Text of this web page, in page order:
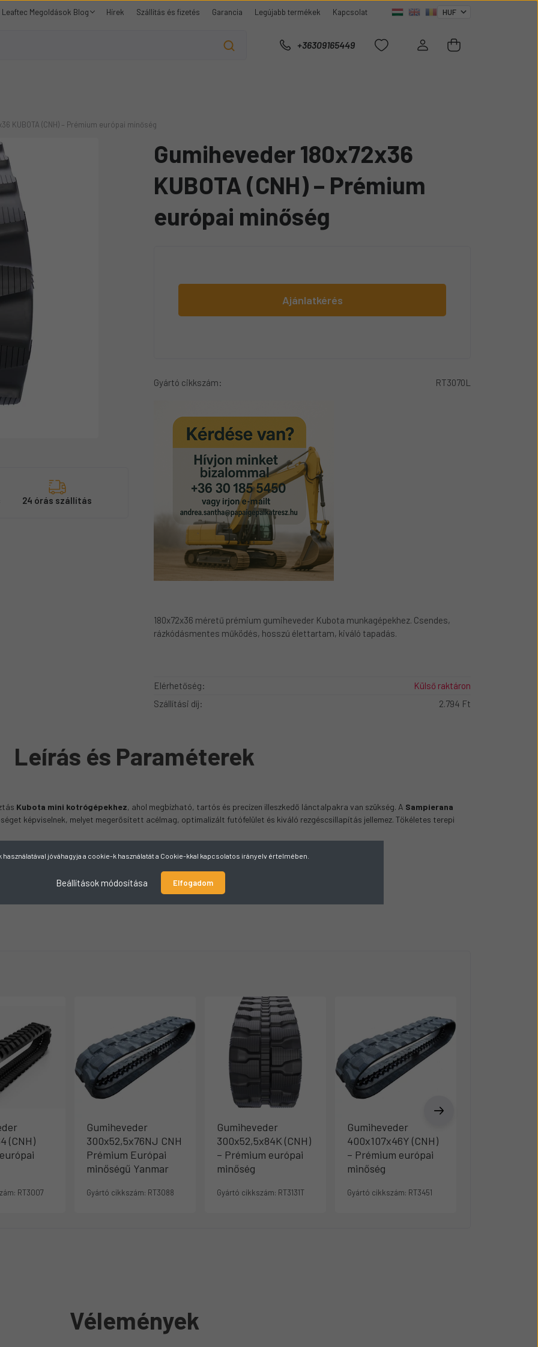
Leaftec Megoldások Blog Hírek Szállítás és fizetés Garancia Legújabb termékek Kapcsolat
+36309165449
KUBOTA (CNH) – Prémium európai minőség
24 órás szállítás
Gumiheveder 180x72x36
KUBOTA (CNH) – Prémium
európai minőség
Ajánlatkérés
Gyártó cikkszám: RT3070L
180x72x36 méretű prémium gumiheveder Kubota munkagépekhez. Csendes,
rázkódásmentes működés, hosszú élettartam, kiváló tapadás.
Elérhetőség:
Külső raktáron
Szállítási díj:
2.794 Ft
Leírás és Paraméterek
Kubota mini kotrógépekhez, ahol megbízható, tartós és precízen illeszkedő lánctalpakra van szükség. A Sampierana
képviselnek, melyet megerősített acélmag, optimalizált futófelület és kiváló rezgéscsillapítás jellemez. Tökéletes terepi
(CNH)
RT3007
Gumiheveder
300x52,5x76NJ CNH
Prémium Európai
minőségű Yanmar
Gyártó cikkszám: RT3088
Gumiheveder
300x52,5x84K (CNH)
– Prémium európai
minőség
Gyártó cikkszám: RT3131T
Gumiheveder
400x107x46Y (CNH)
– Prémium európai
minőség
Gyártó cikkszám: RT3451
Vélemények
használatával jóváhagyja a cookie-k használatát a Cookie-kkal kapcsolatos irányelv értelmében.
Beállítások módosítása Elfogadom